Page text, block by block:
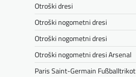
Otroški dresi
Otroški nogometni dresi
Otroški nogometni dresi
Otroški nogometni dresi Arsenal
Paris Saint-Germain Fußballtrikot